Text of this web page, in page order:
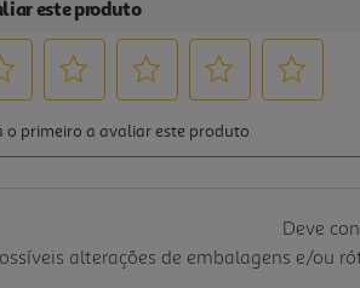
Deve
alterações de embalagens e/ou